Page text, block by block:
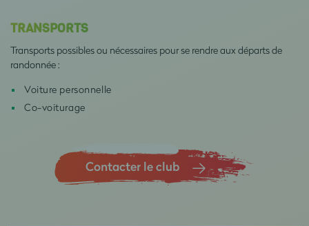
TRANSPORTS
Transports possibles ou nécessaires pour se rendre aux départs de
randonnée :
Voiture personnelle
Co-voiturage
Contacter le club